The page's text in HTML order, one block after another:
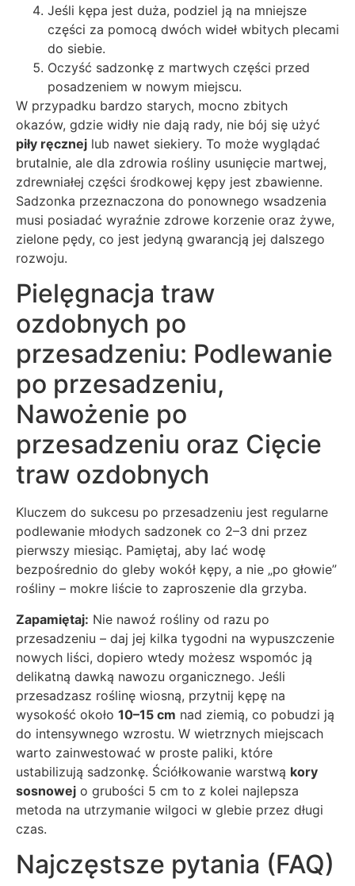
Jeśli kępa jest duża, podziel ją na mniejsze
części za pomocą dwóch wideł wbitych plecami
do siebie.
Oczyść sadzonkę z martwych części przed
posadzeniem w nowym miejscu.
W przypadku bardzo starych, mocno zbitych
okazów, gdzie widły nie dają rady, nie bój się użyć
piły ręcznej lub nawet siekiery. To może wyglądać
brutalnie, ale dla zdrowia rośliny usunięcie martwej,
zdrewniałej części środkowej kępy jest zbawienne.
Sadzonka przeznaczona do ponownego wsadzenia
musi posiadać wyraźnie zdrowe korzenie oraz żywe,
zielone pędy, co jest jedyną gwarancją jej dalszego
rozwoju.
Pielęgnacja traw
ozdobnych po
przesadzeniu: Podlewanie
po przesadzeniu,
Nawożenie po
przesadzeniu oraz Cięcie
traw ozdobnych
Kluczem do sukcesu po przesadzeniu jest regularne
podlewanie młodych sadzonek co 2–3 dni przez
pierwszy miesiąc. Pamiętaj, aby lać wodę
bezpośrednio do gleby wokół kępy, a nie „po głowie”
rośliny – mokre liście to zaproszenie dla grzyba.
Zapamiętaj: Nie nawoź rośliny od razu po
przesadzeniu – daj jej kilka tygodni na wypuszczenie
nowych liści, dopiero wtedy możesz wspomóc ją
delikatną dawką nawozu organicznego. Jeśli
przesadzasz roślinę wiosną, przytnij kępę na
wysokość około 10–15 cm nad ziemią, co pobudzi ją
do intensywnego wzrostu. W wietrznych miejscach
warto zainwestować w proste paliki, które
ustabilizują sadzonkę. Ściółkowanie warstwą kory
sosnowej o grubości 5 cm to z kolei najlepsza
metoda na utrzymanie wilgoci w glebie przez długi
czas.
Najczęstsze pytania (FAQ)